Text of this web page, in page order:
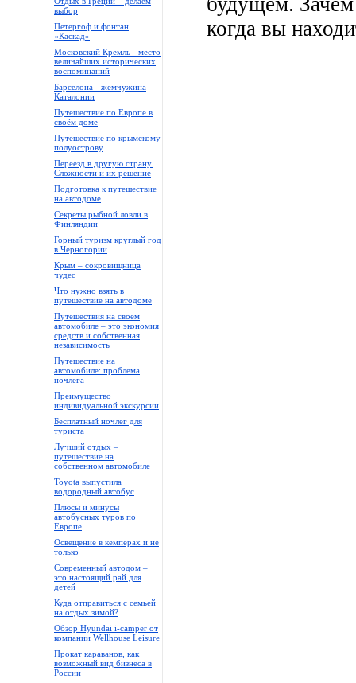
выбор
Петергоф и фонтан
«Каскад»
Московский Кремль - место
величайших исторических
воспоминаний
Барселона - жемчужина
Каталонии
Путешествие по Европе в
своём доме
Путешествие по крымскому
полуострову
Переезд в другую страну.
Сложности и их решение
Подготовка к путешествие
на автодоме
Секреты рыбной ловли в
Финляндии
Горный туризм круглый год
в Черногории
Крым – сокровищница
чудес
Что нужно взять в
путешествие на автодоме
Путешествия на своем
автомобиле – это экономия
средств и собственная
независимость
Путешествие на
автомобиле: проблема
ночлега
Преимущество
индивидуальной экскурсии
Бесплатный ночлег для
туриста
Лучший отдых –
путешествие на
собственном автомобиле
Toyota выпустила
водородный автобус
Плюсы и минусы
автобусных туров по
Европе
Освещение в кемперах и не
только
Современный автодом –
это настоящий рай для
детей
Куда отправиться с семьей
на отдых зимой?
Обзор Hyundai i-camper от
компании Wellhouse Leisure
Прокат караванов, как
возможный вид бизнеса в
России
когда вы